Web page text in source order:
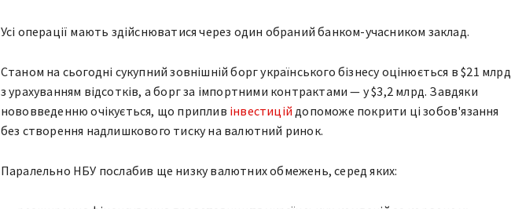
Усі операції мають здійснюватися через один обраний банком-учасником заклад.
Станом на сьогодні сукупний зовнішній борг українського бізнесу оцінюється в $21 млрд
з урахуванням відсотків, а борг за імпортними контрактами — у $3,2 млрд. Завдяки
нововведенню очікується, що приплив інвестицій допоможе покрити ці зобов'язання
без створення надлишкового тиску на валютний ринок.
Паралельно НБУ послабив ще низку валютних обмежень, серед яких: